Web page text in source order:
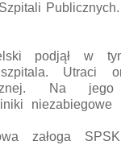
podjął w
szpitala. Utraci
Na
niezabiegowe
załoga